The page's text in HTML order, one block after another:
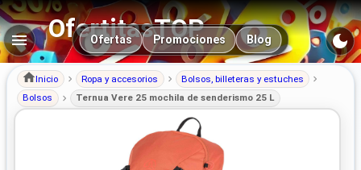
OfertitasTOP
Navegación principal
Ofertas Promociones Blog
Inicio Ropa y accesorios
Bolsos, billeteras y estuches
Bolsos
Ternua Vere 25 mochila de senderismo 25 L